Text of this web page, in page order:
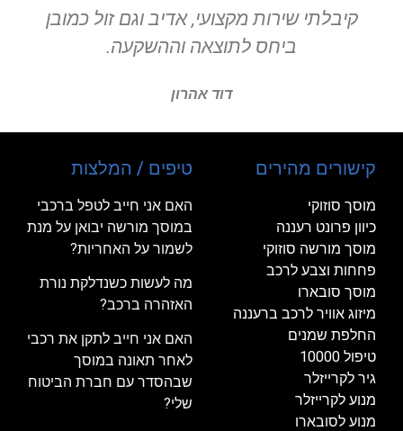
סיון רחמים
קישורים מהירים
מוסך סוזוקי
כיוון פרונט רעננה
מוסך מורשה סוזוקי
פחחות וצבע לרכב
מוסך סובארו
מיזוג אוויר לרכב ברעננה
החלפת שמנים
טיפול 10000
גיר לקרייזלר
מנוע לקרייזלר
מנוע לסובארו
טיפים / המלצות
האם אני חייב לטפל ברכבי
במוסך מורשה יבואן על מנת
לשמור על האחריות?
מה לעשות כשנדלקת נורת
האזהרה ברכב?
האם אני חייב לתקן את רכבי
לאחר תאונה במוסך
שבהסדר עם חברת הביטוח
שלי?